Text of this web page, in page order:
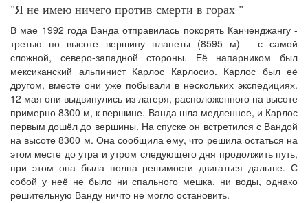
"Я не имею ничего против смерти в горах "
В мае 1992 года Ванда отправилась покорять Канченджангу -
третью по высоте вершину планеты (8595 м) - с самой
сложной, северо-западной стороны. Её напарником был
мексиканский альпинист Карлос Карлосио. Карлос был её
другом, вместе они уже побывали в нескольких экспедициях.
12 мая они выдвинулись из лагеря, расположенного на высоте
примерно 8300 м, к вершине. Ванда шла медленнее, и Карлос
первым дошёл до вершины. На спуске он встретился с Вандой
на высоте 8300 м. Она сообщила ему, что решила остаться на
этом месте до утра и утром следующего дня продолжить путь,
при этом она была полна решимости двигаться дальше. С
собой у неё не было ни спального мешка, ни воды, однако
решительную Ванду ничто не могло остановить.